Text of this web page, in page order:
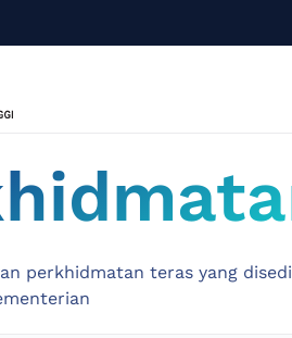
perkhidmatan teras yang